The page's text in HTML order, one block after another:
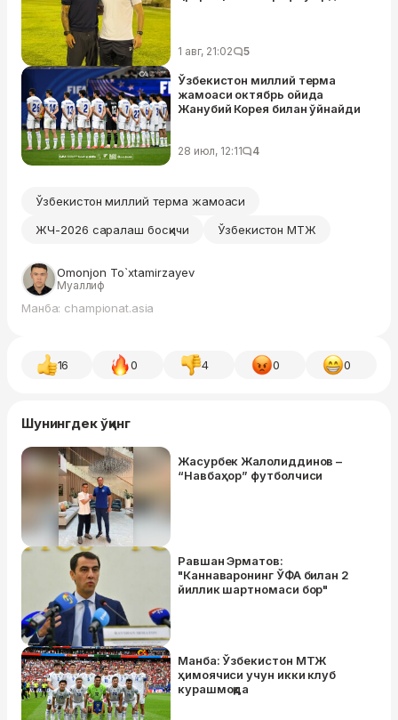
1 авг, 21:02 5
Ўзбекистон миллий терма
жамоаси октябрь ойида
Жанубий Корея билан ўйнайди
28 июл, 12:11 4
Ўзбекистон миллий терма жамоаси
ЖЧ-2026 саралаш босқичи
Ўзбекистон МТЖ
Omonjon To`xtamirzayev
Муаллиф
Манба: championat.asia
16 0 4 0 0
Шунингдек ўқинг
Жасурбек Жалолиддинов –
“Навбаҳор” футболчиси
Равшан Эрматов:
"Каннаваронинг ЎФА билан 2
йиллик шартномаси бор"
Манба: Ўзбекистон МТЖ
ҳимоячиси учун икки клуб
курашмоқда